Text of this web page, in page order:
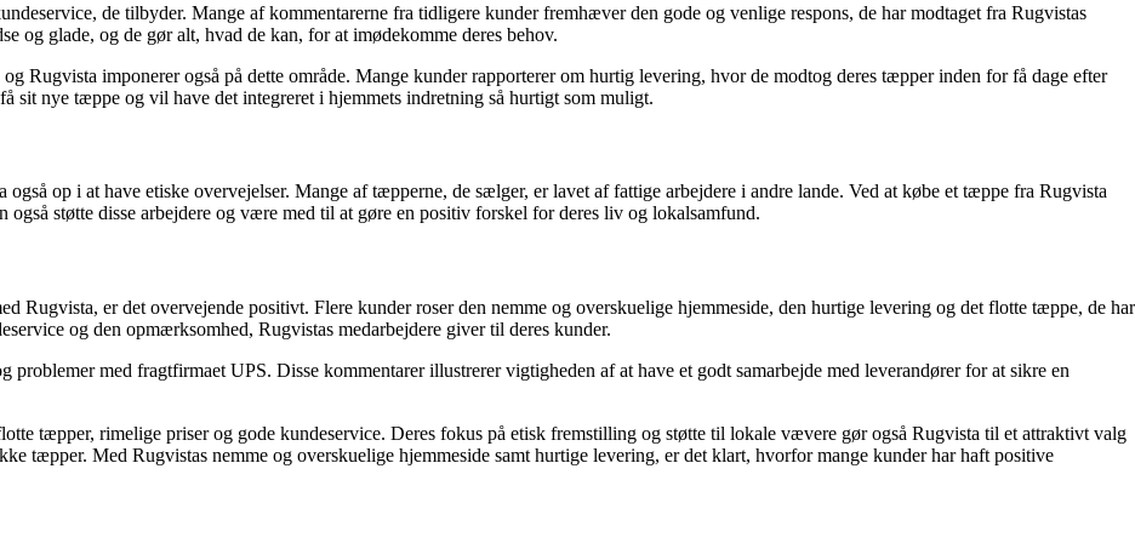
de tilbyder. Mange af kommentarerne fra tidligere kunder fremhæver den gode og venlige respons, de har modtaget fra Rugvistas
og glade, og de gør alt, hvad de kan, for at imødekomme deres behov.
Rugvista imponerer også på dette område. Mange kunder rapporterer om hurtig levering, hvor de modtog deres tæpper inden for få dage efter
sit nye tæppe og vil have det integreret i hjemmets indretning så hurtigt som muligt.
op i at have etiske overvejelser. Mange af tæpperne, de sælger, er lavet af fattige arbejdere i andre lande. Ved at købe et tæppe fra Rugvista
støtte disse arbejdere og være med til at gøre en positiv forskel for deres liv og lokalsamfund.
Rugvista, er det overvejende positivt. Flere kunder roser den nemme og overskuelige hjemmeside, den hurtige levering og det flotte tæppe, de har
og den opmærksomhed, Rugvistas medarbejdere giver til deres kunder.
problemer med fragtfirmaet UPS. Disse kommentarer illustrerer vigtigheden af ​​at have et godt samarbejde med leverandører for at sikre en
tæpper, rimelige priser og gode kundeservice. Deres fokus på etisk fremstilling og støtte til lokale vævere gør også Rugvista til et attraktivt valg
tæpper. Med Rugvistas nemme og overskuelige hjemmeside samt hurtige levering, er det klart, hvorfor mange kunder har haft positive